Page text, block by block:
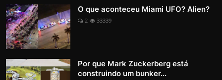
O que aconteceu Miami UFO? Alien?
2 33339
Por que Mark Zuckerberg está
construindo um bunker...